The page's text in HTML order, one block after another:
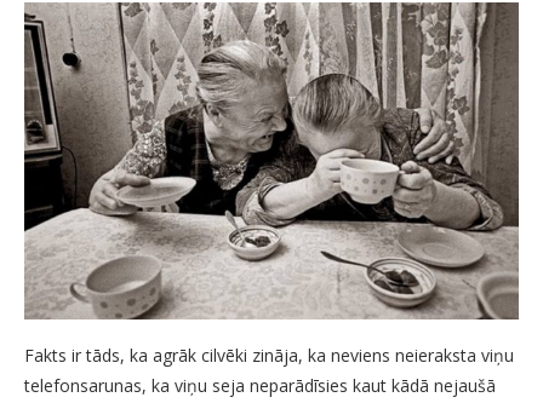
Fakts ir tāds, ka agrāk cilvēki zināja, ka neviens neieraksta viņu
telefonsarunas, ka viņu seja neparādīsies kaut kādā nejaušā